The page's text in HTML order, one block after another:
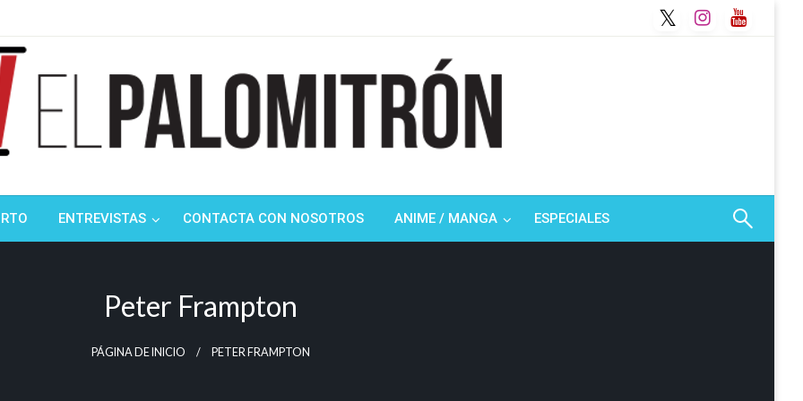
ENTREVISTAS CONTACTA CON NOSOTROS ANIME / MANGA ESPECIALES
Peter Frampton
PÁGINA DE INICIO PETER FRAMPTON